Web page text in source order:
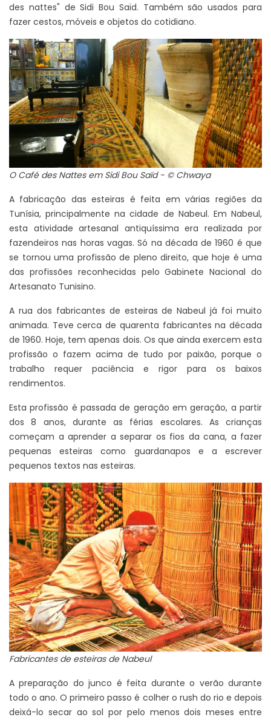
des nattes" de Sidi Bou Saïd. Também são usados ​​para
fazer cestos, móveis e objetos do cotidiano.
O Café des Nattes em Sidi Bou Saïd - © Chwaya
A fabricação das esteiras é feita em várias regiões da
Tunísia, principalmente na cidade de Nabeul. Em Nabeul,
esta atividade artesanal antiquíssima era realizada por
fazendeiros nas horas vagas. Só na década de 1960 é que
se tornou uma profissão de pleno direito, que hoje é uma
das profissões reconhecidas pelo Gabinete Nacional do
Artesanato Tunisino.
A rua dos fabricantes de esteiras de Nabeul já foi muito
animada. Teve cerca de quarenta fabricantes na década
de 1960. Hoje, tem apenas dois. Os que ainda exercem esta
profissão o fazem acima de tudo por paixão, porque o
trabalho requer paciência e rigor para os baixos
rendimentos.
Esta profissão é passada de geração em geração, a partir
dos 8 anos, durante as férias escolares. As crianças
começam a aprender a separar os fios da cana, a fazer
pequenas esteiras como guardanapos e a escrever
pequenos textos nas esteiras.
Fabricantes de esteiras de Nabeul
A preparação do junco é feita durante o verão durante
todo o ano. O primeiro passo é colher o rush do rio e depois
deixá-lo secar ao sol por pelo menos dois meses entre